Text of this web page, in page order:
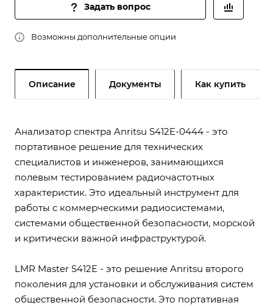
Задать вопрос
Возможны дополнительные опции
Описание Документы Как купить
Анализатор спектра Anritsu S412E-0444 - это
портативное решение для технических
специалистов и инженеров, занимающихся
полевым тестированием радиочастотных
характеристик. Это идеальный инструмент для
работы с коммерческими радиосистемами,
системами общественной безопасности, морской
и критически важной инфраструктурой.
LMR Master S412E - это решение Anritsu второго
поколения для установки и обслуживания систем
общественной безопасности. Это портативная